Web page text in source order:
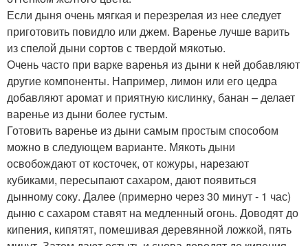
Если дыня очень мягкая и перезрелая из нее следует
приготовить повидло или джем. Варенье лучше варить
из спелой дыни сортов с твердой мякотью.
Очень часто при варке варенья из дыни к ней добавляют
другие компоненты. Например, лимон или его цедра
добавляют аромат и приятную кислинку, банан – делает
варенье из дыни более густым.
Готовить варенье из дыни самым простым способом
можно в следующем варианте. Мякоть дыни
освобождают от косточек, от кожуры, нарезают
кубиками, пересыпают сахаром, дают появиться
дынному соку. Далее (примерно через 30 минут - 1 час)
дыню с сахаром ставят на медленный огонь. Доводят до
кипения, кипятят, помешивая деревянной ложкой, пять